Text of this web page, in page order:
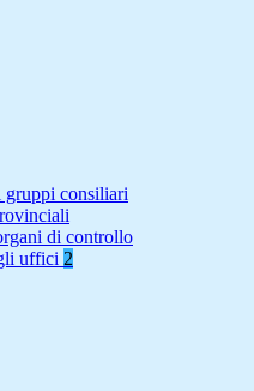
gruppi consiliari
di controllo
uffici 2